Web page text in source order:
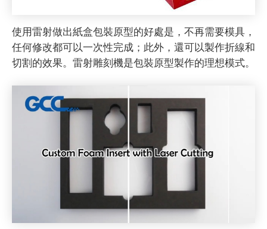
使用雷射做出紙盒包裝原型的好處是，不再需要模具，
任何修改都可以一次性完成；此外，還可以製作折線和
切割的效果。雷射雕刻機是包裝原型製作的理想模式。